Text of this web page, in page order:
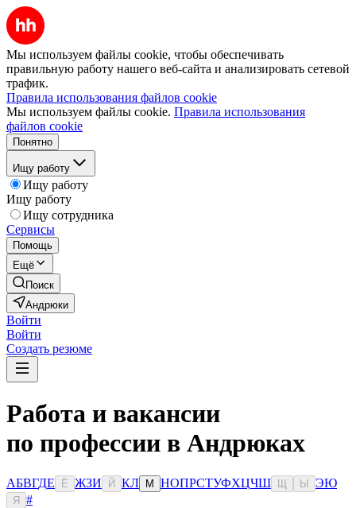
Мы используем файлы cookie, чтобы обеспечивать
правильную работу нашего веб-сайта и анализировать сетевой
трафик.
Правила использования файлов cookie
Мы используем файлы cookie. Правила использования
файлов cookie
Понятно
Ищу работу
Ищу работу
Ищу работу
Ищу сотрудника
Сервисы
Помощь
Ещё
Поиск
Андрюки
Войти
Войти
Создать резюме
Работа и вакансии
по профессии в Андрюках
АБВГДЕ Ё ЖЗИ Й КЛ М НОПРСТУФХЦЧШ Ы ЭЮ
Я
#